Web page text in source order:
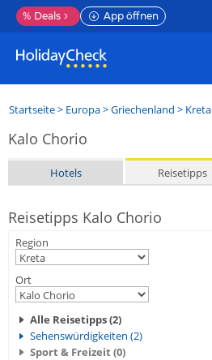
% Deals App öffnen
Startseite> Europa>Griechenland > Kreta
Kalo Chorio
Hotels Reisetipps
Reisetipps Kalo Chorio
Region
Ort
Alle Reisetipps (2)
Sehenswürdigkeiten (2)
Sport & Freizeit (0)